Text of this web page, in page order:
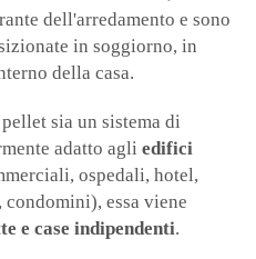
dell'arredamento e sono
in soggiorno, in
della casa.
sia un sistema di
adatto agli edifici
ospedali, hotel,
essa viene
e case indipendenti.